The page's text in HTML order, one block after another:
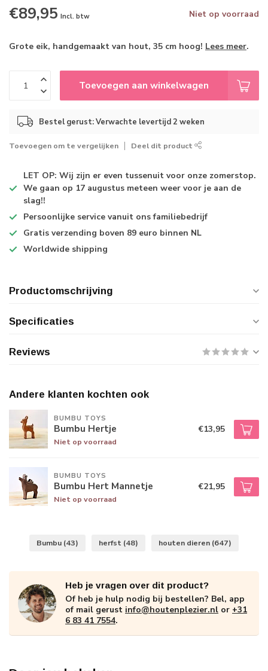
€89,95 Incl. btw Niet op voorraad
Grote eik, handgemaakt van hout, 35 cm hoog! Lees meer.
Toevoegen aan winkelwagen
Bestel gerust: Verwachte levertijd 2 weken
Toevoegen om te vergelijken Deel dit product
LET OP: Wij zijn er even tussenuit voor onze zomerstop.
We gaan op 17 augustus meteen weer voor je aan de
slag!!
Persoonlijke service vanuit ons familiebedrijf
Gratis verzending boven 89 euro binnen NL
Worldwide shipping
Productomschrijving
Specificaties
Reviews
Andere klanten kochten ook
BUMBU TOYS
Bumbu Hertje
Niet op voorraad
€13,95
BUMBU TOYS
Bumbu Hert Mannetje
Niet op voorraad
€21,95
Bumbu (43) herfst (48) houten dieren (647)
Heb je vragen over dit product?
Of heb je hulp nodig bij bestellen? Bel, app
of mail gerust info@houtenplezier.nl or +31
6 83 41 7554.